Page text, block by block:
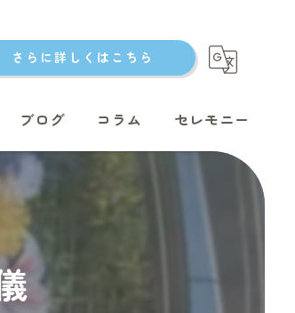
さらに詳しくはこちら
ブログ コラム セレモニー